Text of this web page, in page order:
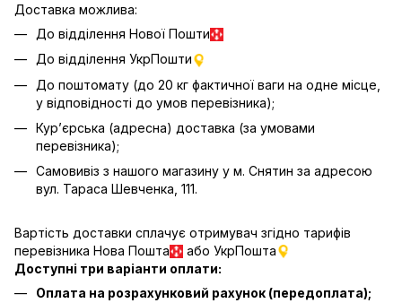
Доставка можлива:
До відділення Нової Пошти
До відділення УкрПошти
До поштомату (до 20 кг фактичної ваги на одне місце,
у відповідності до умов перевізника);
Кур’єрська (адресна) доставка (за умовами
перевізника);
Самовивіз з нашого магазину у м. Снятин за адресою
вул. Тараса Шевченка, 111.
Вартість доставки сплачує отримувач згідно тарифів
перевізника Нова Пошта
або УкрПошта
Доступні три варіанти оплати:
Оплата на розрахунковий рахунок (передоплата);